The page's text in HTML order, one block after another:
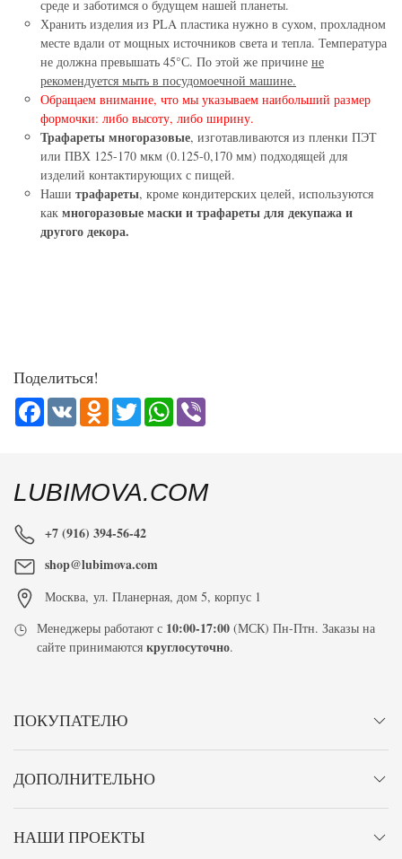
среде и заботимся о будущем нашей планеты.
Хранить изделия из PLA пластика нужно в сухом, прохладном
месте вдали от мощных источников света и тепла. Температура
не должна превышать 45°С. По этой же причине не
рекомендуется мыть в посудомоечной машине.
Обращаем внимание, что мы указываем наибольший размер
формочки: либо высоту, либо ширину.
Трафареты многоразовые, изготавливаются из пленки ПЭТ
или ПВХ 125-170 мкм (0.125-0,170 мм) подходящей для
изделий контактирующих с пищей.
Наши трафареты, кроме кондитерских целей, используются
как многоразовые маски и трафареты для декупажа и
другого декора.
Поделиться!
Facebook
VK Odnoklassniki
TwitterWhatsApp
LUBIMOVA.COM
+7 (916) 394-56-42
shop@lubimova.com
Москва, ул. Планерная, дом 5, корпус 1
Менеджеры работают с 10:00-17:00 (МСК) Пн-Птн. Заказы на
сайте принимаютсякруглосуточно.
ПОКУПАТЕЛЮ
ДОПОЛНИТЕЛЬНО
НАШИ ПРОЕКТЫ